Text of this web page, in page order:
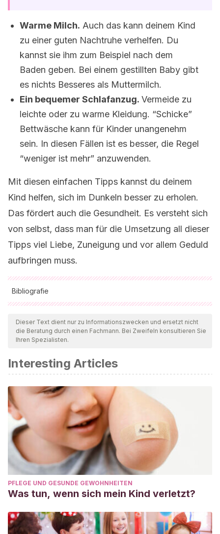
Warme Milch. Auch das kann deinem Kind
zu einer guten Nachtruhe verhelfen. Du
kannst sie ihm zum Beispiel nach dem
Baden geben. Bei einem gestillten Baby gibt
es nichts Besseres als Muttermilch.
Ein bequemer Schlafanzug. Vermeide zu
leichte oder zu warme Kleidung. “Schicke”
Bettwäsche kann für Kinder unangenehm
sein. In diesen Fällen ist es besser, die Regel
“weniger ist mehr” anzuwenden.
Mit diesen einfachen Tipps kannst du deinem
Kind helfen, sich im Dunkeln besser zu erholen.
Das fördert auch die Gesundheit. Es versteht sich
von selbst, dass man für die Umsetzung all dieser
Tipps viel Liebe, Zuneigung und vor allem Geduld
aufbringen muss.
Bibliografie
Alle zitierten Quellen wurden von unserem Team gründlich
geprüft, um deren Qualität, Verlässlichkeit, Aktualität und
Gültigkeit zu gewährleisten. Die Bibliographie dieses Artikels
präzise angesehen.
Faros Sant Joan de Deu staff.(2012). Los bebés y niños
no deben dormir con luz. Faros HSJBCN.
https://faros.hsjdbcn.org/es/articulo/bebes-ninos-no-
deben-dormir-luz
Dieser Text dient nur zu Informationszwecken und ersetzt nicht
die Beratung durch einen Fachmann. Bei Zweifeln konsultieren Sie
Ihren Spezialisten.
Interesting Articles
PFLEGE UND GESUNDE GEWOHNHEITEN
Was tun, wenn sich mein Kind verletzt?